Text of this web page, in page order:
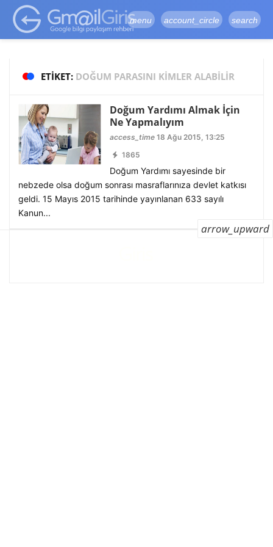
google-site-
verification=vqSI0upH550kabR5X8xpjMYieaXmuBueYgCJBW3uetM
menu account_circle search
ETIKET: DOĞUM PARASINI KIMLER ALABILIR
Doğum Yardımı Almak İçin
Ne Yapmalıyım
access_time18 Ağu 2015, 13:25
1865
Doğum Yardımı sayesinde bir
nebzede olsa doğum sonrası masraflarınıza devlet katkısı
geldi. 15 Mayıs 2015 tarihinde yayınlanan 633 sayılı
Kanun...
arrow_upward